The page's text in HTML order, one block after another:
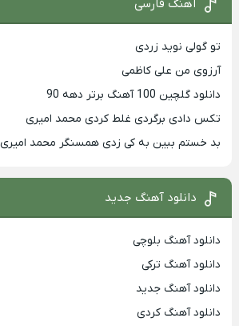
آهنگ فارسی
تو گولی نوید زردی
آرزوی من علی کاظمی
دانلود گلچین 100 آهنگ برتر دهه 90
تکس دادی برگردی غلط کردی محمد امیری
بد خستم ببین به کی زدی همسنگر محمد امیری
دانلود آهنگ جدید
دانلود آهنگ بلوچی
دانلود آهنگ ترکی
دانلود آهنگ جدید
دانلود آهنگ کردی